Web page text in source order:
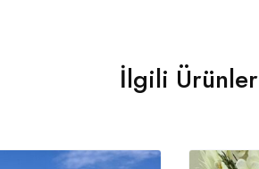
İlgili Ürünler